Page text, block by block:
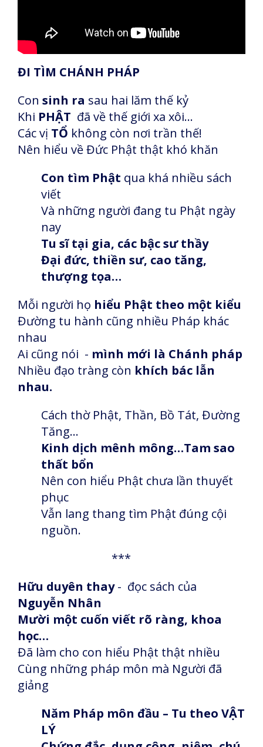
ĐI TÌM CHÁNH PHÁP
Con sinh ra sau hai lăm thế kỷ
Khi PHẬT đã về thế giới xa xôi…
Các vị TỔ không còn nơi trần thế!
Nên hiểu về Đức Phật thật khó khăn
Con tìm Phật qua khá nhiều sách
viết
Và những người đang tu Phật ngày
nay
Tu sĩ tại gia, các bậc sư thầy
Đại đức, thiền sư, cao tăng,
thượng tọa…
Mỗi người họ hiểu Phật theo một kiểu
Đường tu hành cũng nhiều Pháp khác
nhau
Ai cũng nói - mình mới là Chánh pháp
Nhiều đạo tràng còn khích bác lẫn
nhau.
Cách thờ Phật, Thần, Bồ Tát, Đường
Tăng…
Kinh dịch mênh mông…Tam sao
thất bổn
Nên con hiểu Phật chưa lần thuyết
phục
Vẫn lang thang tìm Phật đúng cội
nguồn.
***
Hữu duyên thay- đọc sách của
Nguyễn Nhân
Mười một cuốn viết rõ ràng, khoa
học…
Đã làm cho con hiểu Phật thật nhiều
Cùng những pháp môn mà Người đã
giảng
Năm Pháp môn đầu – Tu theo VẬT
LÝ